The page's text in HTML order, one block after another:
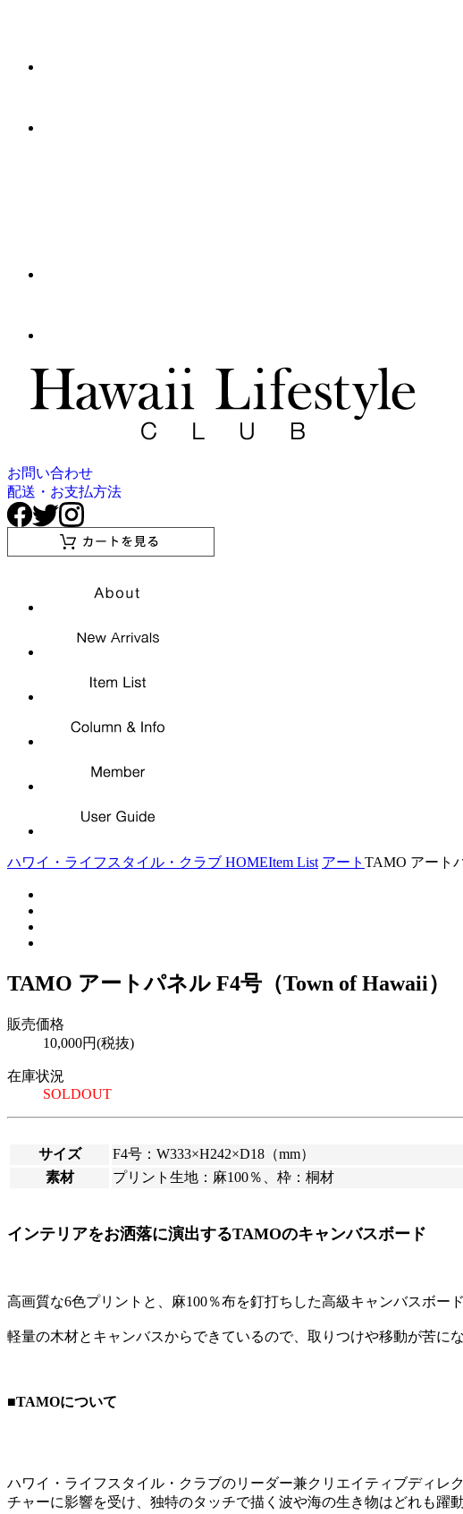
お問い合わせ
配送・お支払方法
ハワイ・ライフスタイル・クラブ HOMEItem List アート TAMO アート
TAMO アートパネル F4号（Town of Hawaii）
販売価格
10,000円(税抜)
在庫状況
SOLDOUT
サイズ
F4号：W333×H242×D18（mm）
素材
プリント生地：麻100％、枠：桐材
インテリアをお洒落に演出するTAMOのキャンバスボード
高画質な6色プリントと、麻100％布を釘打ちした高級キャンバスボー
軽量の木材とキャンバスからできているので、取りつけや移動が苦に
■TAMOについて
ハワイ・ライフスタイル・クラブのリーダー兼クリエイティブディ
チャーに影響を受け、独特のタッチで描く波や海の生き物はどれも躍